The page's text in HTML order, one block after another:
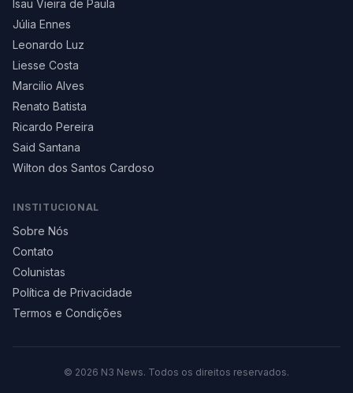
Isau Vieira de Paula
Júlia Ennes
Leonardo Luz
Liesse Costa
Marcilio Alves
Renato Batista
Ricardo Pereira
Said Santana
Wilton dos Santos Cardoso
INSTITUCIONAL
Sobre Nós
Contato
Colunistas
Política de Privacidade
Termos e Condições
© 2026 N3 News. Todos os direitos reservados.